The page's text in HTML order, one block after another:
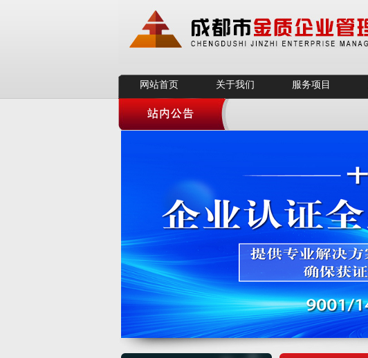
网站首页 关于我们 服务项目